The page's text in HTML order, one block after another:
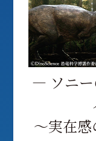
― ソニー
〜実在